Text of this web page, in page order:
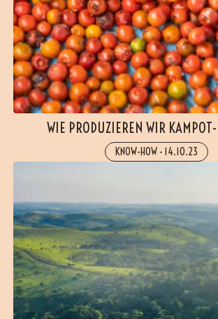
(12 Bewertungen)
WIE PRODUZIEREN WIR
KNOW-HOW - 14.10.23